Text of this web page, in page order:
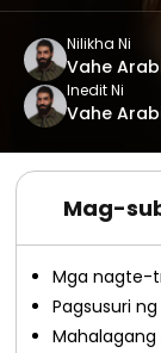
Nilikha Ni
Vahe
Inedit Ni
Vahe
Mag-
Mga nagte-
Pagsusuri